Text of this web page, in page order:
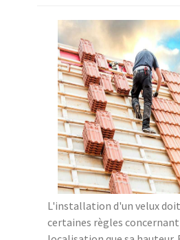
L'installation d'un velux
certaines règles concernant